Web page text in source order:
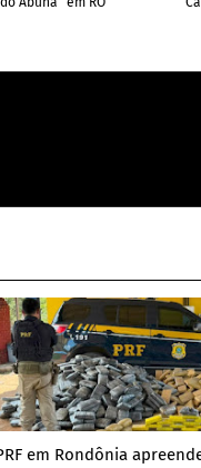
em Rondônia